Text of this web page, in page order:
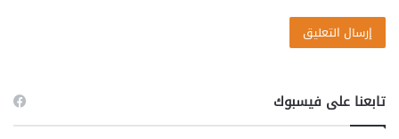
تابعنا على فيسبوك